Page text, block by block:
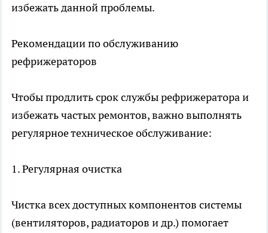
избежать данной проблемы.
Рекомендации по обслуживанию
рефрижераторов
Чтобы продлить срок службы рефрижератора и
избежать частых ремонтов, важно выполнять
регулярное техническое обслуживание:
1. Регулярная очистка
Чистка всех доступных компонентов системы
(вентиляторов, радиаторов и др.) помогает